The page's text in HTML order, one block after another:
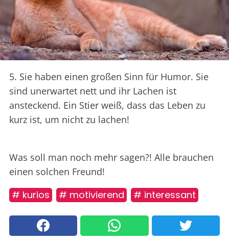
5. Sie haben einen großen Sinn für Humor. Sie
sind unerwartet nett und ihr Lachen ist
ansteckend. Ein Stier weiß, dass das Leben zu
kurz ist, um nicht zu lachen!
Was soll man noch mehr sagen?! Alle brauchen
einen solchen Freund!
# kurios # motivierend # interessant